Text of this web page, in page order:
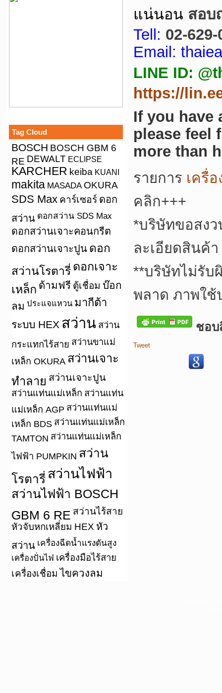
Tag Cloud
BOSCH BOSCH GBM 6
RE DEWALT ECLIPSE
KARCHER keiba KUANI
makita MASADA OKURA
SDS Max คาร์เซอร์ ดอก
สว่าน ดอกสว่าน SDS Max
ดอกสว่านเจาะคอนกรีต
ดอกสว่านเจาะปูน ดอก
สว่านโรตารี่ ดอกเจาะ
เหล็ก ด้ามฟรี ตู้เชื่อม บ๊อก
ลม ประแจแหวน มากีต้า
ระบบ HEX สว่าน สว่าน
กระแทกไร้สาย สว่านขาแม่
เหล็ก OKURA สว่านเจาะ
ทำลาย สว่านเจาะปูน
สว่านแท่นแม่เหล็ก สว่านแท่น
แม่เหล็ก AGP สว่านแท่นแม่
เหล็ก BDS สว่านแท่นแม่เหล็ก
TAMTON สว่านแท่นแม่เหล็ก
ไฟฟ้า PUMPKIN สว่าน
โรตารี่ สว่านไฟฟ้า
สว่านไฟฟ้า BOSCH
GBM 6 RE สว่านไร้สาย
หัวจับหกเหลี่ยม HEX หัว
สว่าน เครื่องฉีดน้ำแรงดันสูง
เครื่องปั่นไฟ เครื่องมือไร้สาย
เครื่องเชื่อม ไขควงลม
แน่นอน สอบ
Tell: 02-629-
Email:
LINE ID:
https://
If you have
please feel
more than
รายการ เครื่
คลิก+++
*บริษัทขอสงว
ละเอียดสินค้
**บริษัทไม่รับ
พลาด ภาพใ
ชอบ
Tweet